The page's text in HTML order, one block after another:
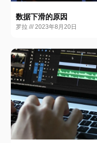
数据下滑的原因
罗拉 2023年8月20日